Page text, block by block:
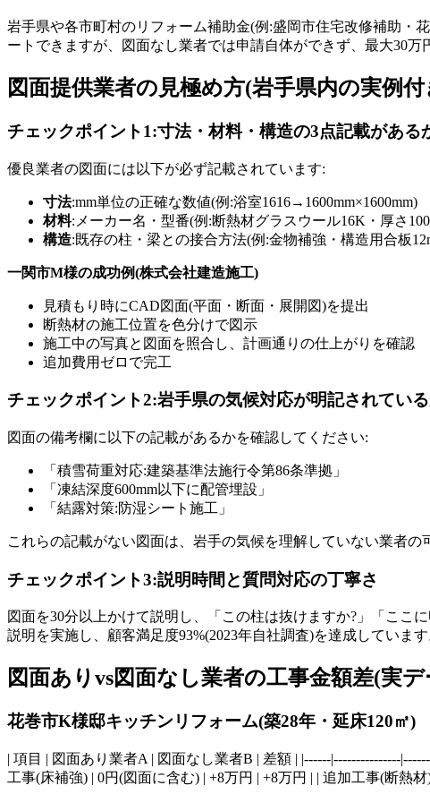
岩手県や各市町村のリフォーム補助金(例:盛岡市住宅改修補助・
ートできますが、図面なし業者では申請自体ができず、最大30万
図面提供業者の見極め方(岩手県内の実例付
チェックポイント1:寸法・材料・構造の3点記載がある
優良業者の図面には以下が必ず記載されています:
寸法:mm単位の正確な数値(例:浴室1616→1600mm×1600mm)
材料:メーカー名・型番(例:断熱材グラスウール16K・厚さ
構造:既存の柱・梁との接合方法(例:金物補強・構造用合板
一関市M様の成功例(株式会社建造施工)
見積もり時にCAD図面(平面・断面・展開図)を提出
断熱材の施工位置を色分けで図示
施工中の写真と図面を照合し、計画通りの仕上がりを確認
追加費用ゼロで完工
チェックポイント2:岩手県の気候対応が明記されてい
図面の備考欄に以下の記載があるかを確認してください:
「積雪荷重対応:建築基準法施行令第86条準拠」
「凍結深度600mm以下に配管埋設」
「結露対策:防湿シート施工」
これらの記載がない図面は、岩手の気候を理解していない業者の
チェックポイント3:説明時間と質問対応の丁寧さ
図面を30分以上かけて説明し、「この柱は抜けますか?」「ここ
説明を実施し、顧客満足度93%(2023年自社調査)を達成しています
図面ありvs図面なし業者の工事金額差(実
花巻市K様邸キッチンリフォーム(築28年・延床120㎡)
| 項目 | 図面あり業者A | 図面なし業者B | 差額 | |------|---------------
工事(床補強) | 0円(図面に含む) | +8万円 | +8万円 | | 追加工事(断熱